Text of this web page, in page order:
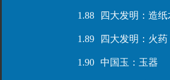
1.88 四大发明：造纸
1.89 四大发明：火药
1.90 中国玉：玉器